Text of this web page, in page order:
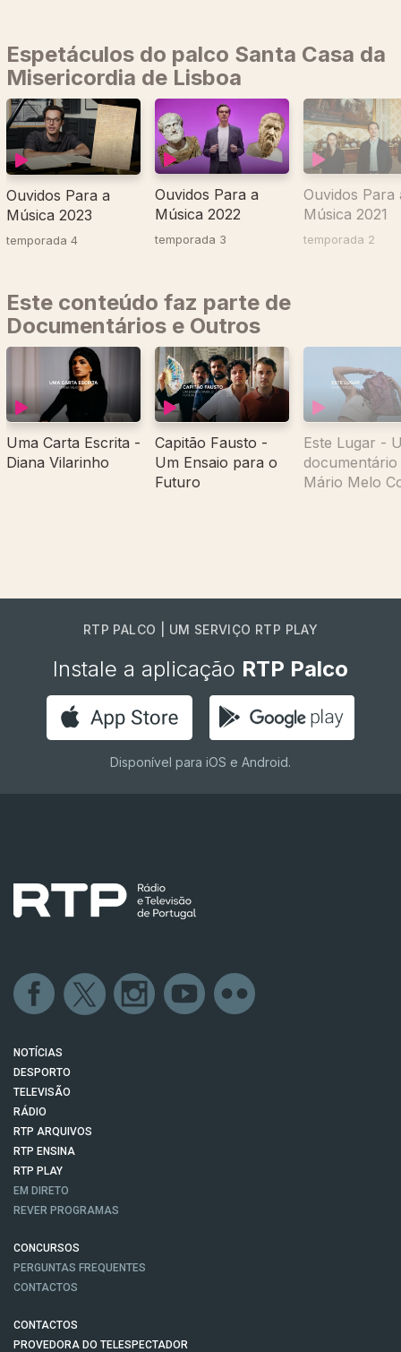
Espetáculos do palco Santa Casa da
Misericordia de Lisboa
Ouvidos Para a
Música 2023
temporada 4
Ouvidos Para a
Música 2022
temporada 3
Ouvidos Para
Música 2021
temporada 2
Este conteúdo faz parte de
Documentários e Outros
Uma Carta Escrita -
Diana Vilarinho
Capitão Fausto -
Um Ensaio para o
Futuro
Este Lugar -
documentário
Mário Melo
RTP PALCO | UM SERVIÇO RTP PLAY
Instale a aplicação RTP Palco
Disponível para iOS e Android.
NOTÍCIAS
DESPORTO
TELEVISÃO
RÁDIO
RTP ARQUIVOS
RTP ENSINA
RTP PLAY
EM DIRETO
REVER PROGRAMAS
CONCURSOS
PERGUNTAS FREQUENTES
CONTACTOS
CONTACTOS
PROVEDORA DO TELESPECTADOR